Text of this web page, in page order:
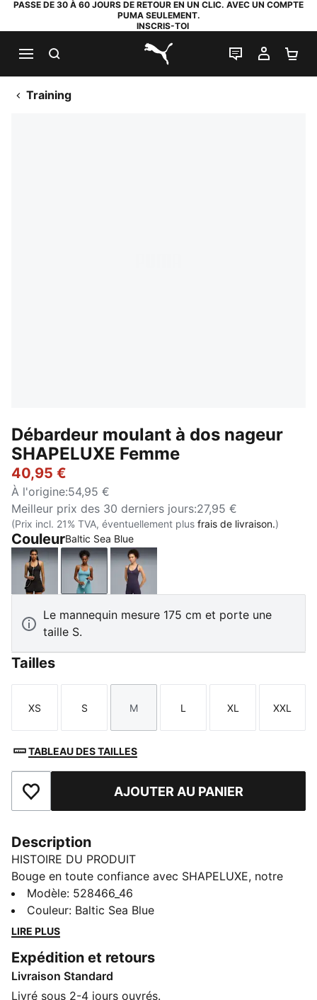
PASSE DE 30 À 60 JOURS DE RETOUR EN UN CLIC. AVEC UN COMPTE
PUMA SEULEMENT.
INSCRIS-TOI
PUMA.com
LIVE CHAT
MON
Training
Débardeur moulant à dos nageur
SHAPELUXE Femme
40,95 €
À l'origine:54,95 €
Meilleur prix des 30 derniers jours:27,95 €
(Prix incl. 21% TVA, éventuellement plus frais de livraison.)
CouleurBaltic Sea Blue
PUMA BlackBaltic Sea BlueDeep Plum
Le mannequin mesure 175 cm et porte une
taille S.
Tailles
Taille
XS
Taille
S
Taille
M
Taille
L
Taille
XL
Taille
XXL
TABLEAU DES TAILLES
Ajouter aux favorisAJOUTER AU PANIER
Description
HISTOIRE DU PRODUIT
Bouge en toute confiance avec SHAPELUXE, notre
collection de sport pour femmes la plus haut de
gamme. Fabriqués avec la technologie innovante
LUXFIT pour une sensation de douceur et de seconde
chaque répétition, course et récupération. Que tu ailles
à la salle de sport ou que tu t'entraînes pour une
course de fitness, SHAPELUXE offre un maintien aussi
Modèle: 528466_46
Couleur: Baltic Sea Blue
LIRE PLUS
Expédition et retours
Livraison Standard
Livré sous 2-4 jours ouvrés.